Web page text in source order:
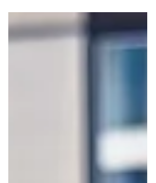
rechts“ registriert.